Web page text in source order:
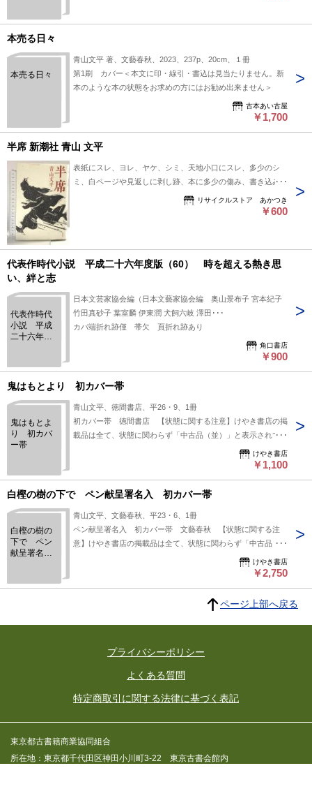
号 松本清
張賞作家・
時代小説の
宴/台/青山文
川越宗一/女
本売る日々
本売る日々
青山文平 著、文藝春秋、2023、237p、20cm、１冊
第1刷 カバー＜本文に印・線引・書込は見当たりません。新
本のような本の状態をお求めの方にはお勧め出来ません＞
古本あい古屋
￥1,700
半席 新潮社 青山 文平
表紙にスレ、ヨレ、ヤケ、シミ、天地小口にスレ、多少のシ
ミ、白ページや見返しに剥し跡、本に多少の傷み、書き込み、
角の折り込み、折れ目、があります。本を読むことに支障はご
ざいません。※注意事項※■商品・状態はコンディションガイ
ご理解下さい。※
リサイクルストア あかつき
￥600
代表作時代小説 平成二十六年度版（60） 時を超える熱き思
い、絆と志
代表作時代
小説 平成
二十六年度
熱き思い、
絆と志
日本文芸家協会編（日本文藝家協会編 奥山景布子 宮本紀子
竹田真砂子 葉室麟 伊東潤 犬飼六岐 澤田･･･
カバ端折れ跡僅 帯欠 頁折れ跡あり
角口書店
￥900
鬼はもとより 初カバー帯
鬼はもとよ
り 初カバ
ー帯
青山文平、徳間書店、平26・9、1冊
初カバー帯 徳間書店 【状態に関する注意】けやき書店の掲
載品は全て、状態に関わらず「中古品（並）」と表示されてい
ます。「日本の古本屋」は６段階の「状態」表記が必須となり
ましたが、当店の扱う商品の特質上、状態の簡易な区分けは適
表現は考慮にいれないで下さい。痛みなどの瑕疵につきまして
に問題なく良好とお考え下さい。:
けやき書店
￥1,100
白樫の樹の下で ペン献呈署名入 初カバー帯
白樫の樹の
下で ペン
献呈署名
青山文平、文藝春秋、平23・6、1冊
ペン献呈署名入 初カバー帯 文藝春秋 【状態に関する注
意】けやき書店の掲載品は全て、状態に関わらず「中古品
（並）」と表示されています。「日本の古本屋」は６段階の
「状態」表記が必須となりましたが、当店の扱う商品の特質
欄の「中古品（並）」という表現は考慮にいれないで下さい。
痛みなどの瑕疵につきましては、解説欄等をご参考にして下さ
い。状態表記の無いものは特に問題なく良好とお考え下さ
けやき書店
￥2,750
ページ上部へ戻る
プライバシーポリシー
よくある質問
特定商取引に関する法律に基づく表記
東京都古書籍商業協同組合
所在地：東京都千代田区神田小川町3-22 東京古書会館内